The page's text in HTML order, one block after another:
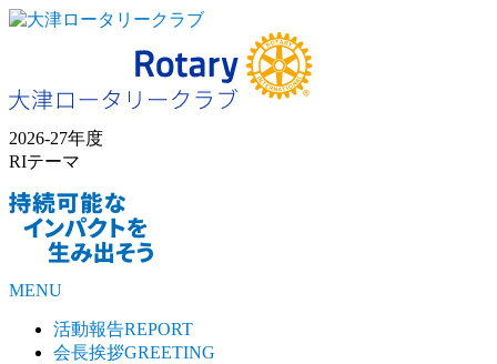
2026-27年度
RIテーマ
MENU
活動報告REPORT
会長挨拶GREETING